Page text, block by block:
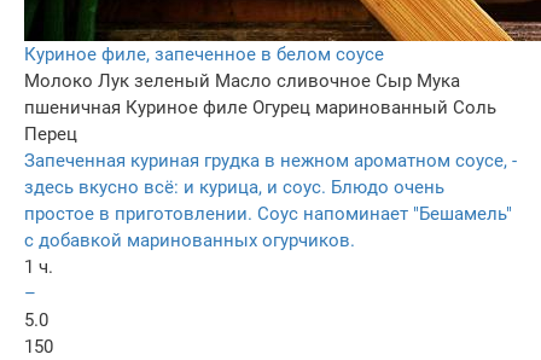
Куриное филе, запеченное в белом соусе
Молоко Лук зеленый Масло сливочное Сыр Мука
пшеничная Куриное филе Огурец маринованный Соль
Перец
Запеченная куриная грудка в нежном ароматном соусе, -
здесь вкусно всё: и курица, и соус. Блюдо очень
простое в приготовлении. Соус напоминает "Бешамель"
с добавкой маринованных огурчиков.
1 ч.
–
5.0
150